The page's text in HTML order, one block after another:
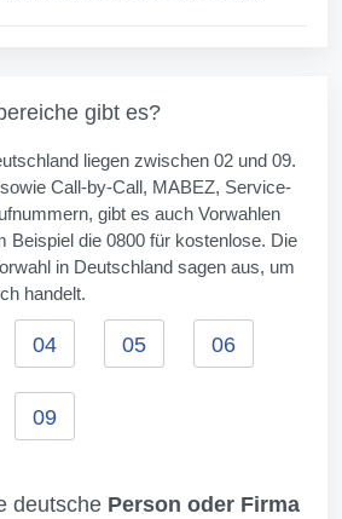
gibt es?
liegen zwischen 02 und 09.
Call-by-Call, MABEZ, Service-
gibt es auch Vorwahlen
Beispiel die 0800 für kostenlose. Die
in Deutschland sagen aus, um
handelt.
04 05 06
09
deutsche Person oder Firma